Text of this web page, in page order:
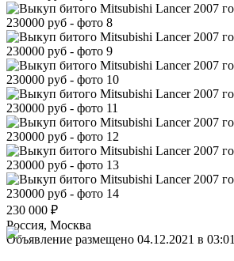
230 000 ₽
Россия, Москва
Объявление размещено 04.12.2021 в 03:01